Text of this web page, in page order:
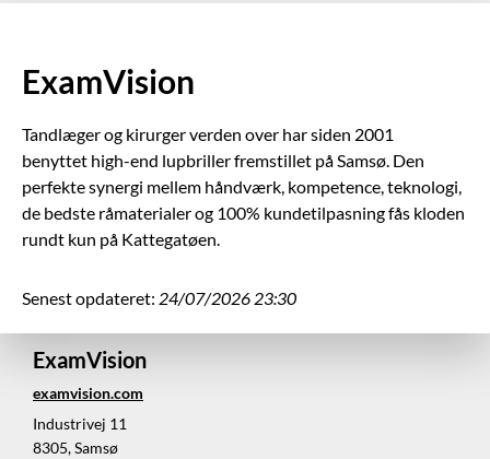
ExamVision
Tandlæger og kirurger verden over har siden 2001
benyttet high-end lupbriller fremstillet på Samsø. Den
perfekte synergi mellem håndværk, kompetence, teknologi,
de bedste råmaterialer og 100% kundetilpasning fås kloden
rundt kun på Kattegatøen.
Senest opdateret: 24/07/2026 23:30
ExamVision
examvision.com
Industrivej 11
8305, Samsø